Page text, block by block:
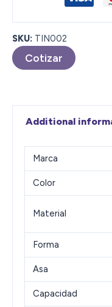
SKU: TIN002
Cotizar
Additional
Marca
Color
Material
Forma
Asa
Capacidad